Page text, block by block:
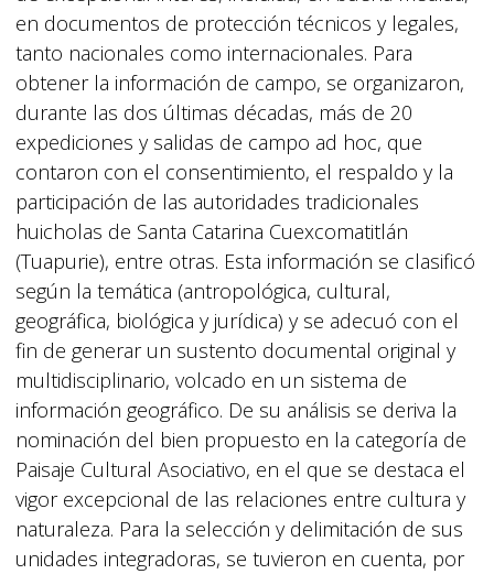
en documentos de protección técnicos y legales,
tanto nacionales como internacionales. Para
obtener la información de campo, se organizaron,
durante las dos últimas décadas, más de 20
expediciones y salidas de campo ad hoc, que
contaron con el consentimiento, el respaldo y la
participación de las autoridades tradicionales
huicholas de Santa Catarina Cuexcomatitlán
(Tuapurie), entre otras. Esta información se clasificó
según la temática (antropológica, cultural,
geográfica, biológica y jurídica) y se adecuó con el
fin de generar un sustento documental original y
multidisciplinario, volcado en un sistema de
información geográfico. De su análisis se deriva la
nominación del bien propuesto en la categoría de
Paisaje Cultural Asociativo, en el que se destaca el
vigor excepcional de las relaciones entre cultura y
naturaleza. Para la selección y delimitación de sus
unidades integradoras, se tuvieron en cuenta, por